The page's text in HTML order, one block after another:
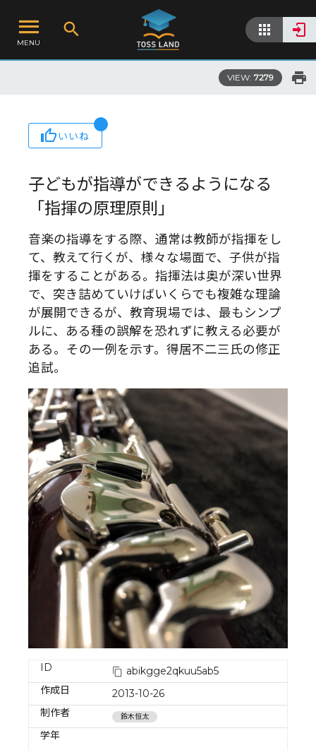
MENU
VIEW: 7279
いいね
子どもが指導ができるようになる
「指揮の原理原則」
音楽の指導をする際、通常は教師が指揮をし
て、教えて行くが、様々な場面で、子供が指
揮をすることがある。指揮法は奥が深い世界
で、突き詰めていけばいくらでも複雑な理論
が展開できるが、教育現場では、最もシンプ
ルに、ある種の誤解を恐れずに教える必要が
ある。その一例を示す。得居不二三氏の修正
追試。
ID
abikgge2qkuu5ab5
作成日
2013-10-26
制作者
鈴木恒太
学年